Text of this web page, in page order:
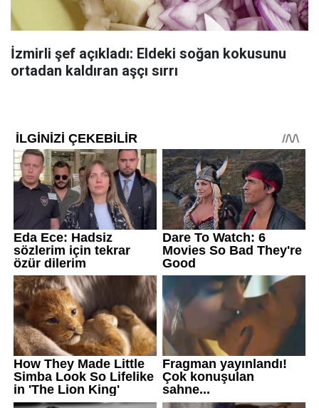
İzmirli şef açıkladı: Eldeki soğan kokusunu
ortadan kaldıran aşçı sırrı